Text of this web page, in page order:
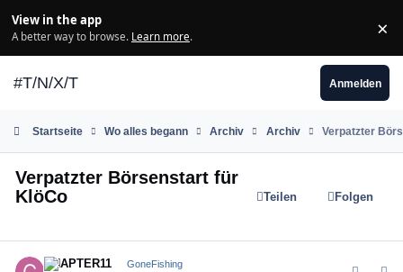
View in the app
A better way to browse. Learn more. ×
#T/N/X/T Anmelden
Startseite Wo alles begann Archiv Archiv Verpatzter
Verpatzter Börsenstart für
KlöCo
Teilen Folgen
CHAPTER11 GoneFishing